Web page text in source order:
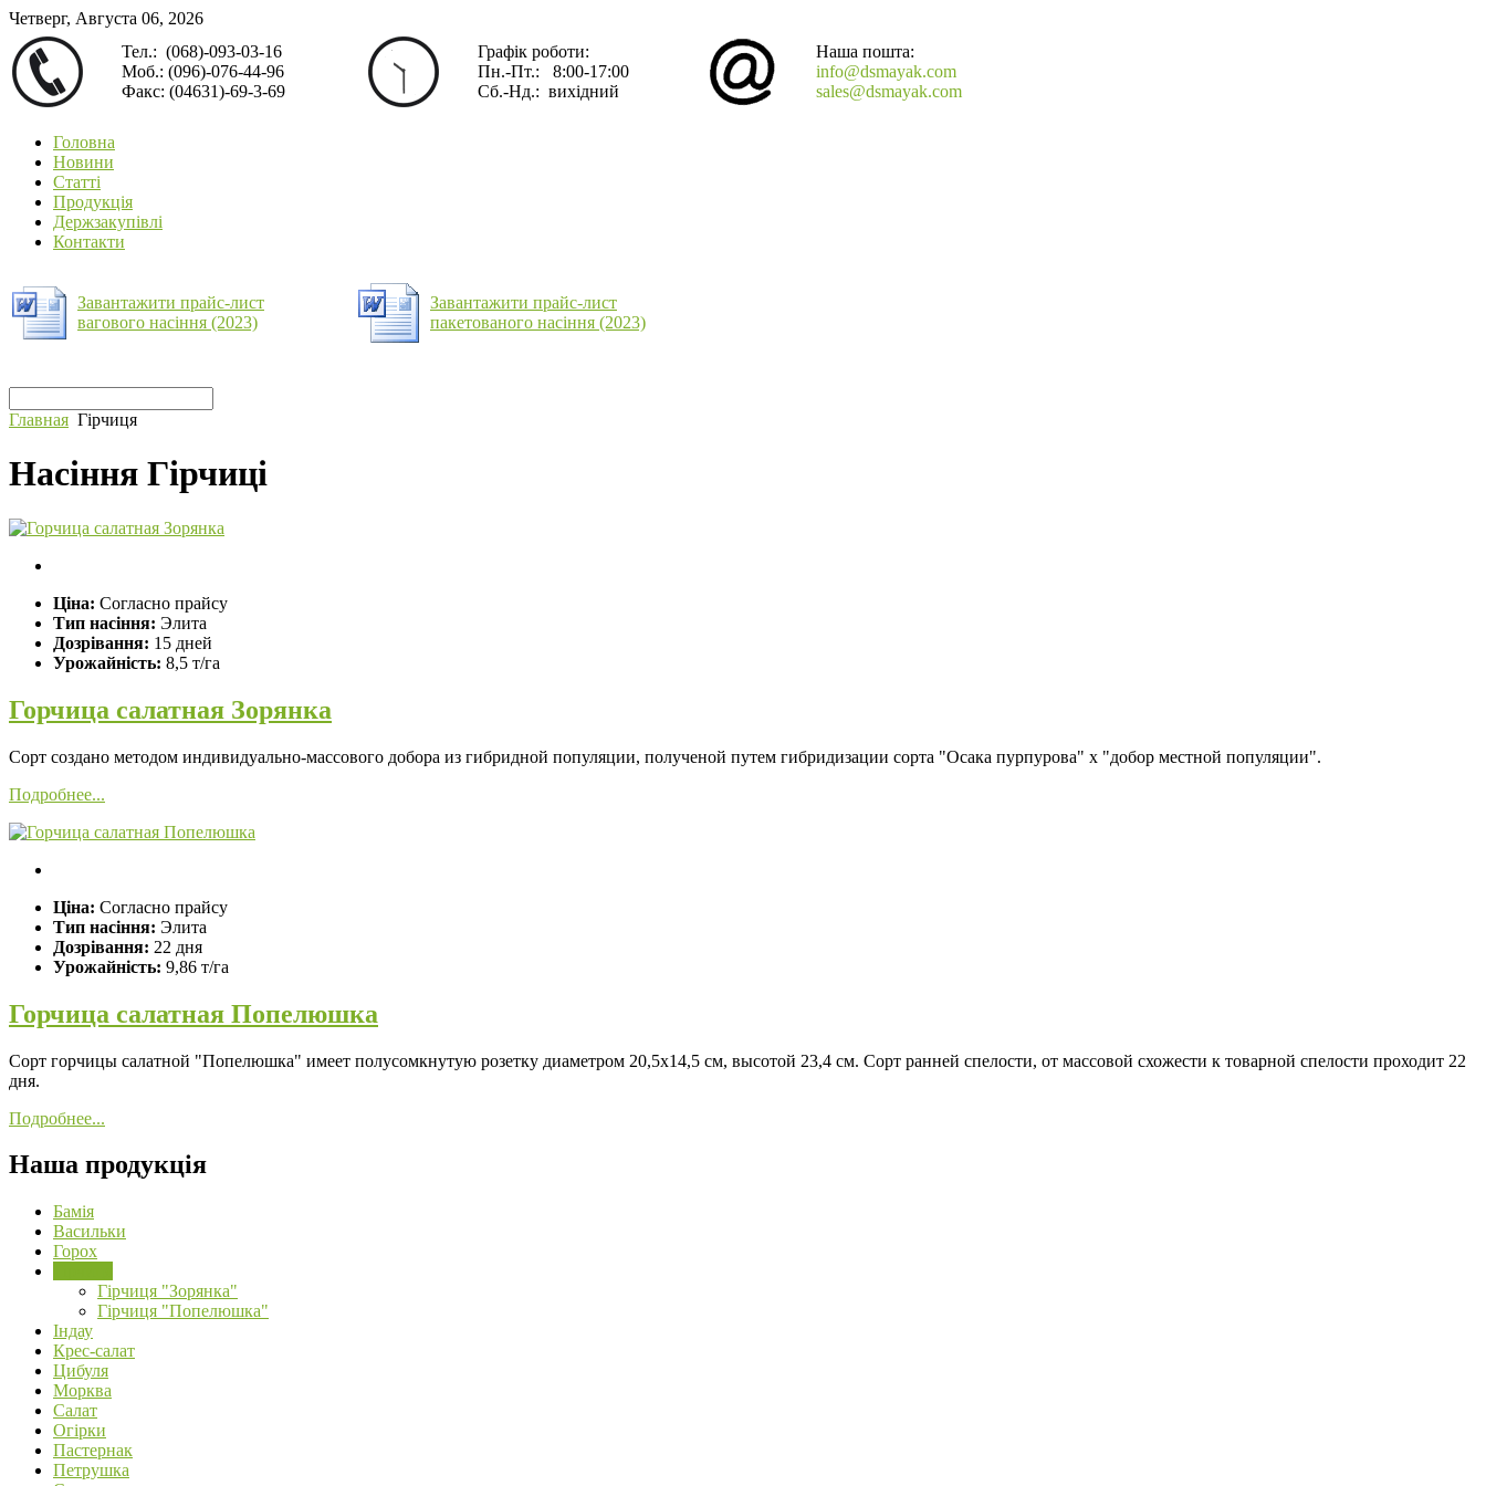
Четверг, Августа 06, 2026
Тел.: (068)-093-03-16
Моб.: (096)-076-44-96
Факс: (04631)-69-3-69
Графік роботи:
Пн.-Пт.: 8:00-17:00
Сб.-Нд.: вихідний
Наша пошта:
info@dsmayak.com
sales@dsmayak.com
Головна
Новини
Статті
Продукція
Держзакупівлі
Контакти
Завантажити прайс-лист
вагового насіння (2023)
Завантажити прайс-лист
пакетованого насіння (2023)
Главная Гірчиця
Насіння Гірчиці
Ціна: Согласно прайсу
Тип насіння: Элита
Дозрівання: 15 дней
Урожайність: 8,5 т/га
Горчица салатная Зорянка
Сорт создано методом индивидуально-массового добора из гибридной популяции, полученой путем гибридизации сорта "Осака пурпурова" х "добор местной популяции".
Подробнее...
Ціна: Согласно прайсу
Тип насіння: Элита
Дозрівання: 22 дня
Урожайність: 9,86 т/га
Горчица салатная Попелюшка
Сорт горчицы салатной "Попелюшка" имеет полусомкнутую розетку диаметром 20,5х14,5 см, высотой 23,4 см. Сорт ранней спелости, от массовой схожести к товарной спелости проходит 22
дня.
Подробнее...
Наша продукція
Бамія
Васильки
Горох
Гірчиця "Зорянка"
Гірчиця "Попелюшка"
Індау
Крес-салат
Цибуля
Морква
Салат
Огірки
Пастернак
Петрушка